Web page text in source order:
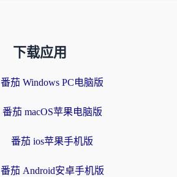
下载应用
番茄 Windows PC电脑版
番茄 macOS苹果电脑版
番茄 ios苹果手机版
番茄 Android安卓手机版